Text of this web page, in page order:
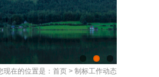
现在的位置是： 首页 > 制标工作动态